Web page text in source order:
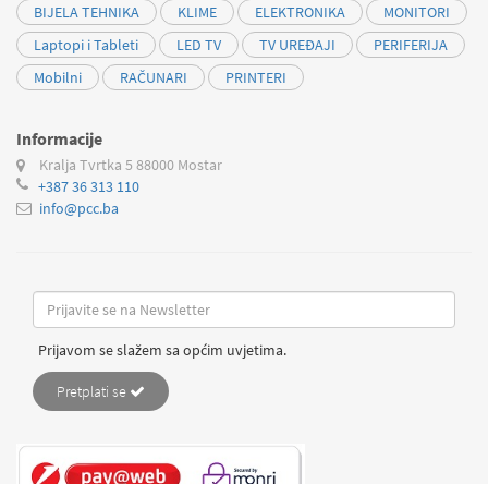
BIJELA TEHNIKA
KLIME ELEKTRONIKA
MONITORI
Laptopi i Tableti
LED TV TV UREĐAJI
PERIFERIJA
Mobilni
RAČUNARI PRINTERI
Informacije
Kralja Tvrtka 5 88000 Mostar
+387 36 313 110
info@pcc.ba
Prijavom se slažem sa općim uvjetima.
Pretplati se